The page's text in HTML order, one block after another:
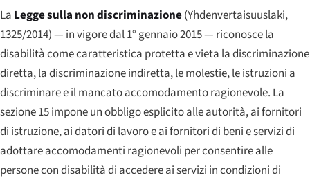
La Legge sulla non discriminazione(Yhdenvertaisuuslaki,
1325/2014) — in vigore dal 1° gennaio 2015 — riconosce la
disabilità come caratteristica protetta e vieta la discriminazione
diretta, la discriminazione indiretta, le molestie, le istruzioni a
discriminare e il mancato accomodamento ragionevole. La
sezione 15 impone un obbligo esplicito alle autorità, ai fornitori
di istruzione, ai datori di lavoro e ai fornitori di beni e servizi di
adottare accomodamenti ragionevoli per consentire alle
persone con disabilità di accedere ai servizi in condizioni di